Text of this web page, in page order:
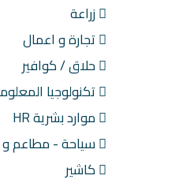
زراعة
تجارة و اعمال
حلاق / كوافير
تكنولوجيا
موارد بشرية HR
سياحة - مطاعم
كاشير